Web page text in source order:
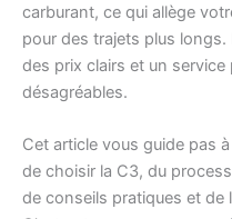
carburant, ce qui allège
pour des trajets plus longs.
des prix clairs et un
désagréables.
Cet article vous guide pas
de choisir la C3, du
de conseils pratiques et de